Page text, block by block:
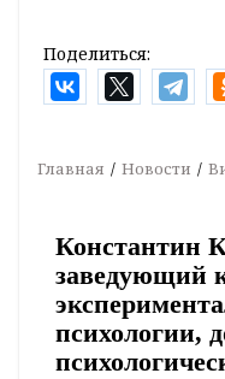
Поделиться:
Главная Новости
Константин
заведующий
психологии,